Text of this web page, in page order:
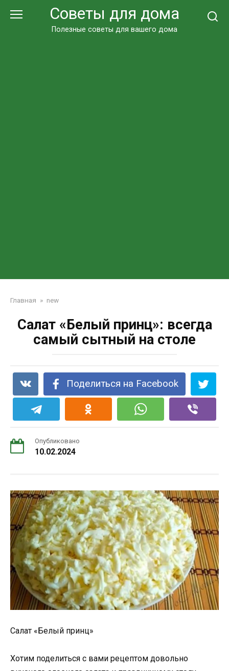
Советы для дома
Полезные советы для вашего дома
Главная » new
Салат «Белый принц»: всегда
самый сытный на столе
Поделиться на Facebook
Опубликовано
10.02.2024
Салат «Белый принц»
Хотим поделиться с вами рецептом довольно